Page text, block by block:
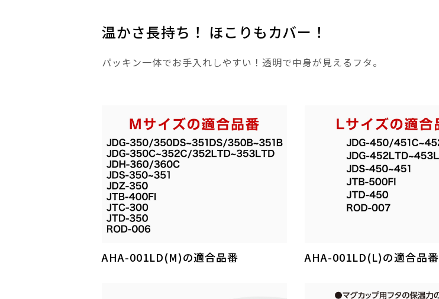
温かさ長持ち！ ほこりもカバー！
パッキン一体でお手入れしやすい！透明で中身が見えるフタ。
AHA-001LD(M)の適合品番 AHA-001LD(L)の適合品番